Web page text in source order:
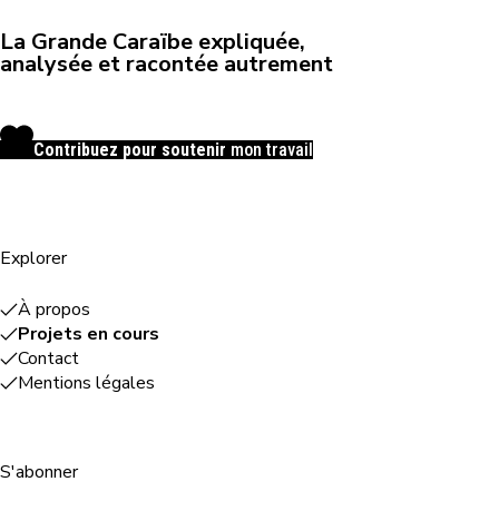
La Grande Caraïbe expliquée,
analysée et racontée autrement
Contribuez pour soutenir mon travail
Explorer
À propos
Projets en cours
Contact
Mentions légales
S'abonner